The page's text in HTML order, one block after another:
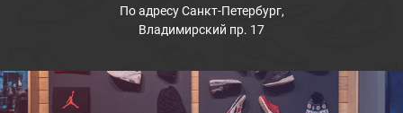
По адресуСанкт-Петербург,
Владимирский пр. 17